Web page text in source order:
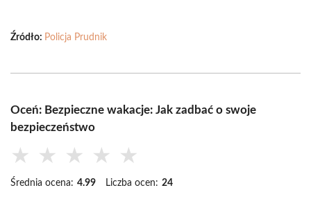
Źródło: Policja Prudnik
Oceń: Bezpieczne wakacje: Jak zadbać o swoje
bezpieczeństwo
★ ★ ★ ★ ★
Średnia ocena: 4.99 Liczba ocen: 24